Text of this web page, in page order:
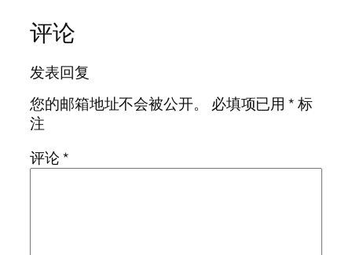
评论
发表回复
您的邮箱地址不会被公开。
必填项已用*标
注
评论*